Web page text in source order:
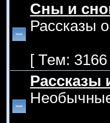
Сны и
Рассказы
[ Тем:
Рассказы